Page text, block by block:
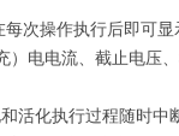
次操作执行后即可
电电流、截止电压
活化执行过程随时